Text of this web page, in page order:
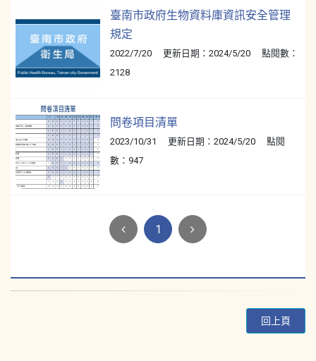
臺南市政府生物資料庫資訊安全管理
規定
2022/7/20 更新日期：2024/5/20 點閱數：
2128
問卷項目清單
2023/10/31 更新日期：2024/5/20 點閱
數：947
1
回上頁